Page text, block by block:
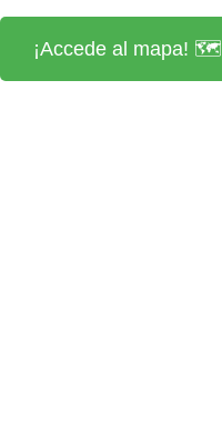
¡Accede al mapa! 🗺️